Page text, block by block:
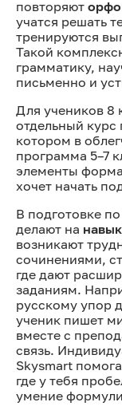
повторяют
учатся решать
тренируются
Такой
грамматику,
письменно и
Для учеников 8
отдельный
котором в
программа 5–7
элементы
хочет начать
В подготовке
делают на
возникают
сочинениями,
где дают
заданиям.
русскому упор
ученик пишет
вместе с
связь.
Skysmart
где у тебя
умение